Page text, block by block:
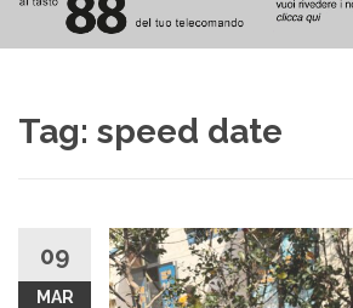
contenuto
Tag: speed date
09
MAR